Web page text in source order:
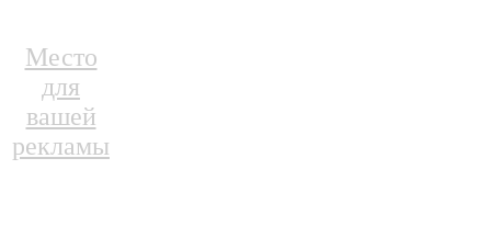
Место
для
вашей
рекламы